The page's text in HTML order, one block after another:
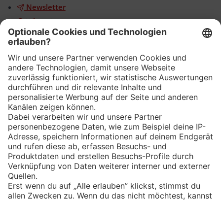
Newsletter
WhatsApp
App